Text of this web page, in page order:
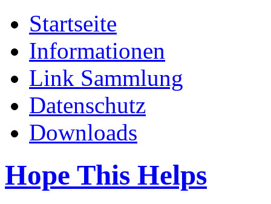
Startseite
Informationen
Link Sammlung
Datenschutz
Downloads
Hope This Helps